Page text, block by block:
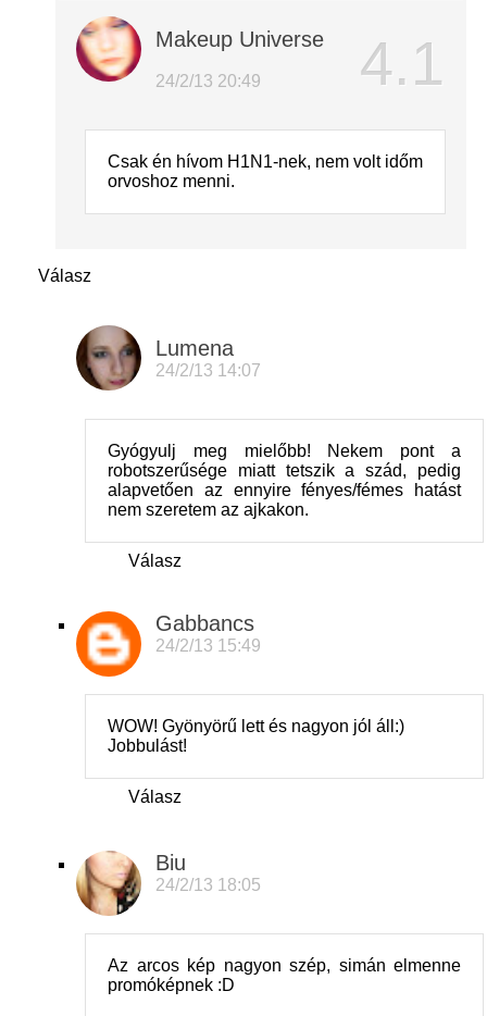
Makeup Universe
24/2/13 20:49
Csak én hívom H1N1-nek, nem volt időm
orvoshoz menni.
Válasz
Lumena
24/2/13 14:07
Gyógyulj meg mielőbb! Nekem pont a
robotszerűsége miatt tetszik a szád, pedig
alapvetően az ennyire fényes/fémes hatást
nem szeretem az ajkakon.
Válasz
Gabbancs
24/2/13 15:49
WOW! Gyönyörű lett és nagyon jól áll:)
Jobbulást!
Válasz
Biu
24/2/13 18:05
Az arcos kép nagyon szép, simán elmenne
promóképnek :D